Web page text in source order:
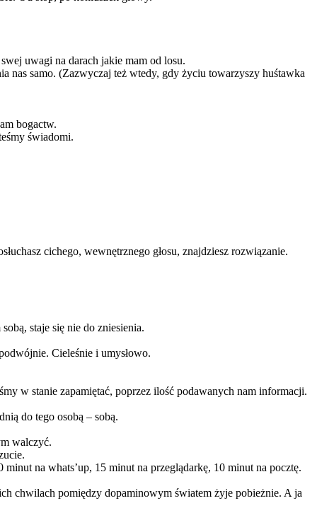
uwagi na darach jakie mam od losu.
nas samo. (Zazwyczaj też wtedy, gdy życiu towarzyszy huśtawka
bogactw.
świadomi.
cichego, wewnętrznego głosu, znajdziesz rozwiązanie.
staje się nie do zniesienia.
Cieleśnie i umysłowo.
w stanie zapamiętać, poprzez ilość podawanych nam informacji.
do tego osobą – sobą.
walczyć.
na whats’up, 15 minut na przeglądarkę, 10 minut na pocztę.
chwilach pomiędzy dopaminowym światem żyje pobieżnie. A ja